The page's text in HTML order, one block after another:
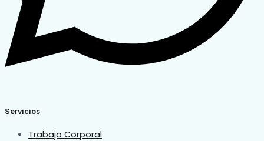
Servicios
Trabajo Corporal